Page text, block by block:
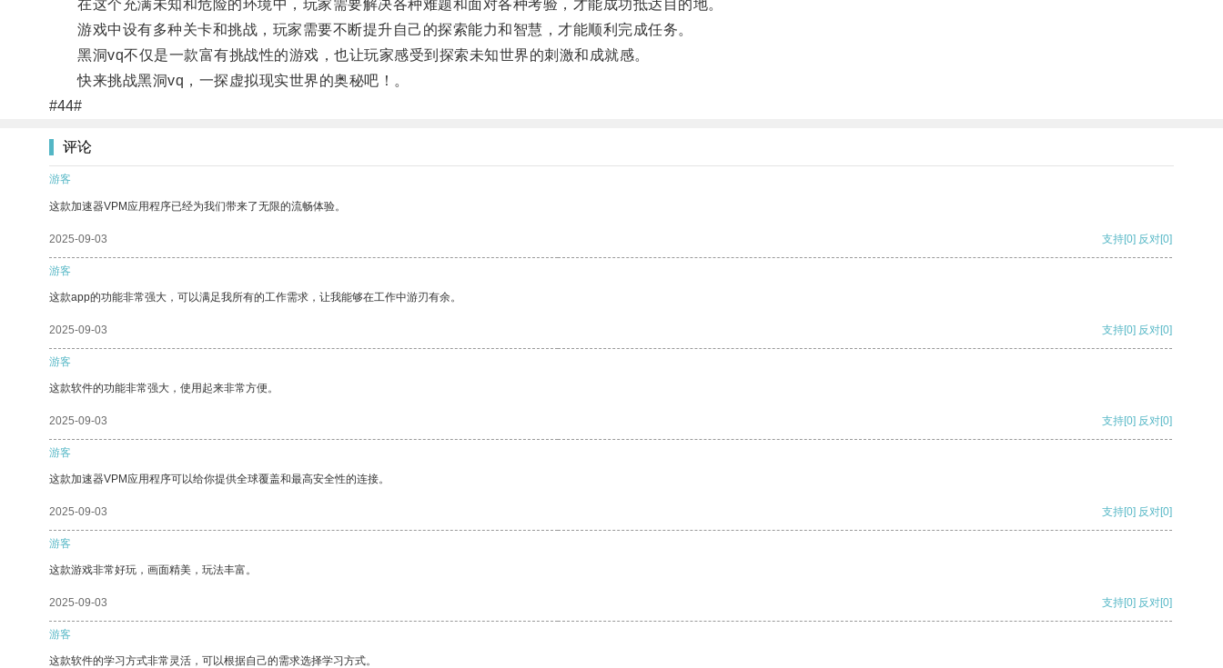
在这个充满未知和危险的环境中，玩家需要解决各种难题和面对各种考验，才能成功抵达目的地。
游戏中设有多种关卡和挑战，玩家需要不断提升自己的探索能力和智慧，才能顺利完成任务。
黑洞vq不仅是一款富有挑战性的游戏，也让玩家感受到探索未知世界的刺激和成就感。
快来挑战黑洞vq，一探虚拟现实世界的奥秘吧！。
#44#
评论
游客
这款加速器VPM应用程序已经为我们带来了无限的流畅体验。
2025-09-03 支持[0] 反对[0]
游客
这款app的功能非常强大，可以满足我所有的工作需求，让我能够在工作中游刃有余。
2025-09-03 支持[0] 反对[0]
游客
这款软件的功能非常强大，使用起来非常方便。
2025-09-03 支持[0] 反对[0]
游客
这款加速器VPM应用程序可以给你提供全球覆盖和最高安全性的连接。
2025-09-03 支持[0] 反对[0]
游客
这款游戏非常好玩，画面精美，玩法丰富。
2025-09-03 支持[0] 反对[0]
游客
这款软件的学习方式非常灵活，可以根据自己的需求选择学习方式。